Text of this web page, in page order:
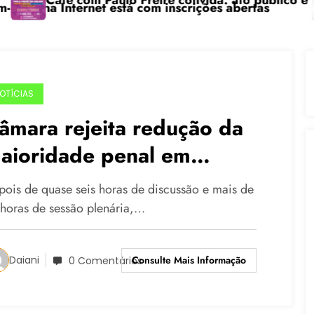
Internet está com inscrições abertas
rejeita redução da
penal em
turno (confira como
seu deputado)
de quase seis horas de discussão e mais de
de sessão plenária,…
Daiani 0 ComentáriosConsulte Mais Informação